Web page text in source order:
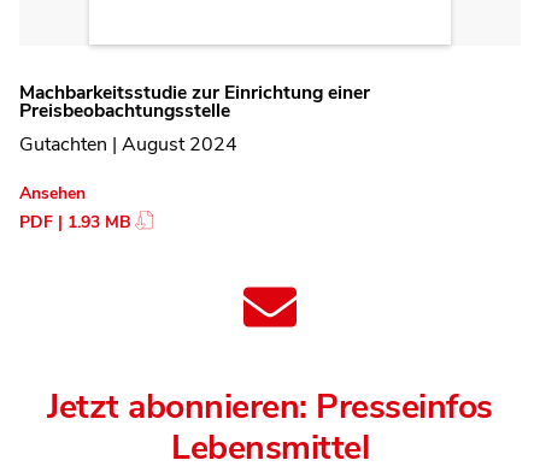
Machbarkeitsstudie zur Einrichtung einer
Preisbeobachtungsstelle
Gutachten | August 2024
Ansehen
PDF | 1.93 MB
Jetzt abonnieren: Presseinfos
Lebensmittel